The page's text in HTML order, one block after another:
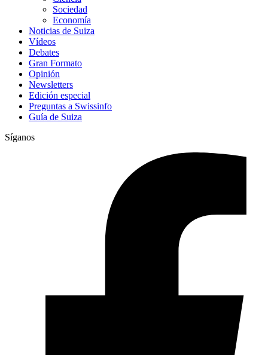
Sociedad
Economía
Noticias de Suiza
Vídeos
Debates
Gran Formato
Opinión
Newsletters
Edición especial
Preguntas a Swissinfo
Guía de Suiza
Síganos